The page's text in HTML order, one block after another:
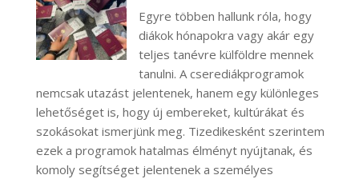
Egyre többen hallunk róla, hogy
diákok hónapokra vagy akár egy
teljes tanévre külföldre mennek
tanulni. A cserediákprogramok
nemcsak utazást jelentenek, hanem egy különleges
lehetőséget is, hogy új embereket, kultúrákat és
szokásokat ismerjünk meg. Tizedikesként szerintem
ezek a programok hatalmas élményt nyújtanak, és
komoly segítséget jelentenek a személyes